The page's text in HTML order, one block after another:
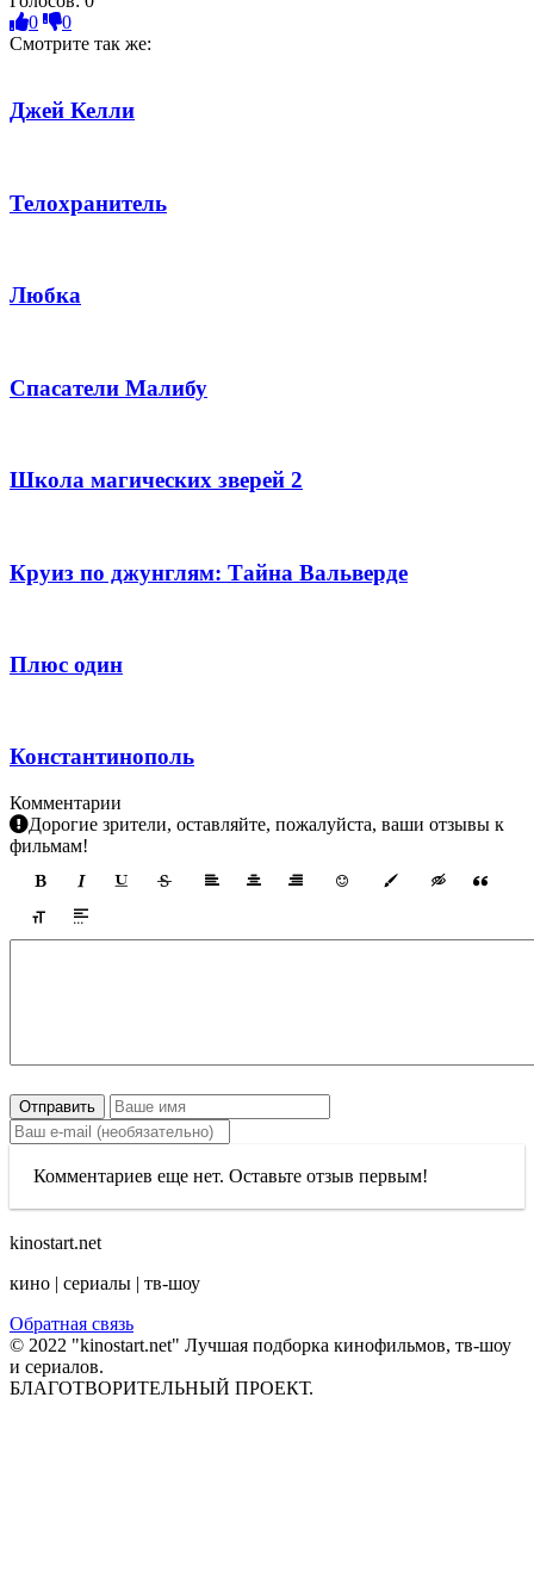
0
0
Смотрите так же:
Джей Келли
Телохранитель
Любка
Спасатели Малибу
Школа магических зверей 2
Круиз по джунглям: Тайна Вальверде
Плюс один
Константинополь
Комментарии
Дорогие зрители, оставляйте, пожалуйста, ваши отзывы к
фильмам!
Отправить
Комментариев еще нет. Оставьте отзыв первым!
kinostart.net
кино | сериалы | тв-шоу
Обратная связь
© 2022 "kinostart.net" Лучшая подборка кинофильмов, тв-шоу
и сериалов.
БЛАГОТВОРИТЕЛЬНЫЙ ПРОЕКТ.